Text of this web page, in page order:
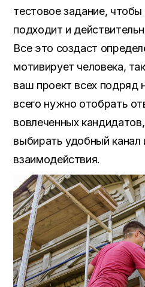
тестовое задание, чтобы
подходит и
Все это создаст
мотивирует человека,
ваш проект всех подряд
всего нужно отобрать
вовлеченных кандидатов,
выбирать удобный
взаимодействия.